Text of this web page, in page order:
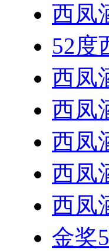
西凤
52度
西凤
西凤
西凤
西凤
西凤
金奖